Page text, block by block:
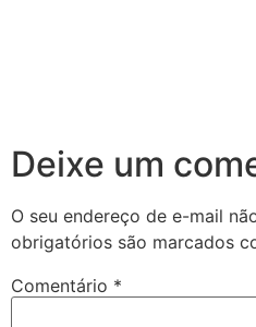
Deixe um
O seu endereço de e-mail
obrigatórios são marcados
Comentário *